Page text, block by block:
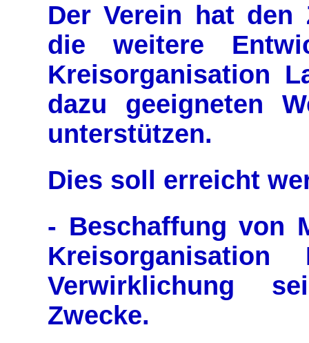
Der Verein hat den
die weitere
Kreisorganisation
dazu geeigneten
unterstützen.
Dies soll erreicht
- Beschaffung von
Verwirklichung
Zwecke.